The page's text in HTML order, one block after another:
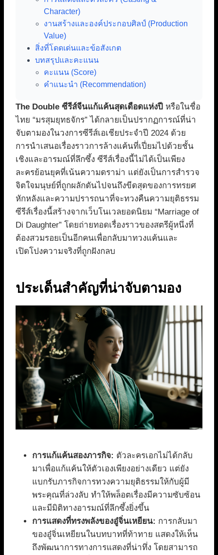
Character)
งานสร้างและองค์ประกอบศิลป์ (Production
Value)
สิ่งที่โดดเด่นและข้อสังเกต
บทสรุปและคะแนน
คะแนน (Score)
คำแนะนำ (Recommendation)
The Double ซีรีส์จีนแก้แค้นสุดเดือดแห่งปี หรือในชื่อ
ไทย “มรสุมยุทธจักร” ได้กลายเป็นปรากฏการณ์ที่น่า
จับตามองในวงการซีรีส์เอเชียประจำปี 2024 ด้วย
การนำเสนอเรื่องราวการล้างแค้นที่เปี่ยมไปด้วยชั้น
เชิงและอารมณ์ที่ลึกซึ้ง ซีรีส์เรื่องนี้ไม่ได้เป็นเพียง
ละครย้อนยุคที่เน้นความดราม่า แต่ยังเป็นการสำรวจ
จิตใจมนุษย์ที่ถูกผลักดันไปจนถึงขีดสุดของการทรยศ
หักหลังและความปรารถนาที่จะทวงคืนความยุติธรรม
ซีรีส์เรื่องนี้สร้างจากเว็บโนเวลยอดนิยม “Marriage of
Di Daughter” โดยถ่ายทอดเรื่องราวของสตรีผู้หนึ่งที่
ต้องสวมรอยเป็นอีกคนเพื่อกลับมาทวงแค้นและ
เปิดโปงความจริงที่ถูกฝังกลบ
ประเด็นสำคัญที่น่าจับตามอง
การแก้แค้นสองภารกิจ: ตัวละครเอกไม่ได้กลับ
มาเพื่อแก้แค้นให้ตัวเองเพียงอย่างเดียว แต่ยัง
แบกรับภารกิจการทวงความยุติธรรมให้กับผู้มี
พระคุณที่ล่วงลับ ทำให้พล็อตเรื่องมีความซับซ้อน
และมีมิติทางอารมณ์ที่ลึกซึ้งยิ่งขึ้น
การแสดงที่ทรงพลังของอู๋จิ่นเหยียน: การกลับมา
ของอู๋จิ่นเหยียนในบทบาทที่ท้าทาย แสดงให้เห็น
ถึงพัฒนาการทางการแสดงที่น่าทึ่ง โดยสามารถ